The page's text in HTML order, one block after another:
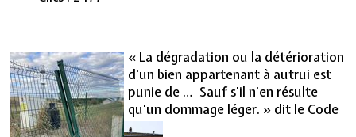
Vie Municipale
« La dégradation ou la détérioration
d'un bien appartenant à autrui est
punie de … Sauf s'il n'en résulte
qu'un dommage léger. » dit le Code
Pénal.